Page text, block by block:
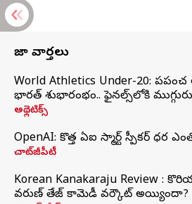
తాజా వార్తలు
World Athletics Under-20:
భారత్‌ శుభారంభం.. ఫైనల్స్‌లోకి
అథ్లెటిక్స్
OpenAI: కొత్త ఏఐ స్మార్ట్ స్పీకర్ ధర
చాట్‌జీపీటీ
Korean Kanakaraju Review :
వరుణ్ తేజ్ కామెడీ వర్కౌట్ అయ్యిందా?